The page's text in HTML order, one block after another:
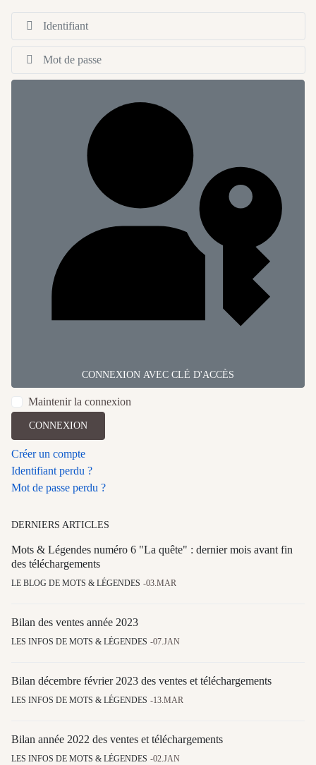
CONNEXION AVEC CLÉ D'ACCÈS
Maintenir la connexion
CONNEXION
Créer un compte
Identifiant perdu ?
Mot de passe perdu ?
DERNIERS ARTICLES
Mots & Légendes numéro 6 "La quête" : dernier mois avant fin
des téléchargements
LE BLOG DE MOTS & LÉGENDES 03.MAR
Bilan des ventes année 2023
LES INFOS DE MOTS & LÉGENDES 07.JAN
Bilan décembre février 2023 des ventes et téléchargements
LES INFOS DE MOTS & LÉGENDES 13.MAR
Bilan année 2022 des ventes et téléchargements
LES INFOS DE MOTS & LÉGENDES 02.JAN